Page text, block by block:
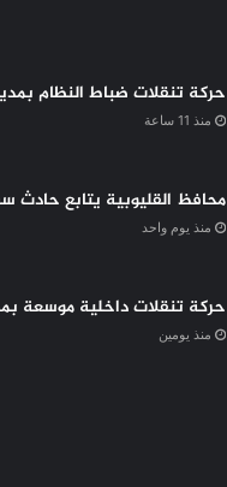
حركة تنقلات ضباط النظام
منذ 11 ساعة
محافظ القليوبية يتابع حادث
منذ يوم واحد
حركة تنقلات داخلية موسعة
منذ يومين